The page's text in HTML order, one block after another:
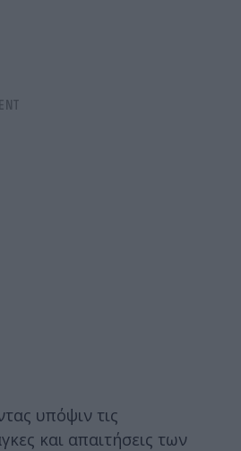
υπόψιν τις
και απαιτήσεις των